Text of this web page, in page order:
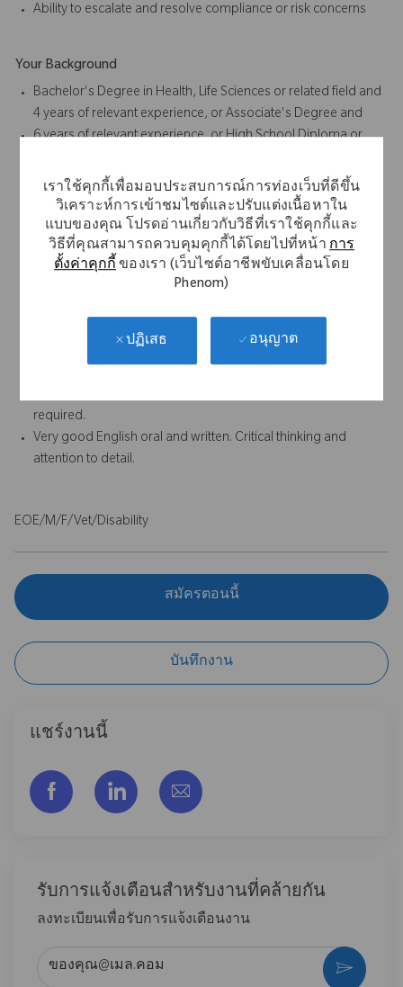
เราใช้คุกกี้เพื่อมอบประสบการณ์การท่องเว็บที่ดีขึ้น
วิเคราะห์การเข้าชมไซต์และปรับแต่งเนื้อหาใน
แบบของคุณ โปรดอ่านเกี่ยวกับวิธีที่เราใช้คุกกี้และ
วิธีที่คุณสามารถควบคุมคุกกี้ได้โดยไปที่หน้าการ
ตั้งค่าคุกกี้ของเรา (เว็บไซต์อาชีพขับเคลื่อนโดย
Phenom)
ปฏิเสธ อนุญาต
Ability to escalate and resolve compliance or risk concerns
Your Background
Bachelor's Degree in Health, Life Sciences or related field and
4 years of relevant experience, or Associate's Degree and
6 years of relevant experience, or High School Diploma or
Preferred: Degree in Health, Life Sciences or related field
4+ years medical or regulatory writing experience
Experience in the clinical regulatory documentation within
medical device industry is required.
Responsible for authoring and discussing Systematic
Literature Reviews and Clinical Evaluation Reports (CERs) for
Clinical Evaluation Plans (CEPs), Clinical Evaluation Reports
required.
Very good English oral and written. Critical thinking and
attention to detail.
EOE/M/F/Vet/Disability
สมัครตอนนี้
บันทึกงาน
แชร์งานนี้
แชร์ผ่าน Facebook
แชร์ผ่าน LinkedIn
แชร์ผ่านอีเมล
รับการแจ้งเตือนสําหรับงานที่คล้ายกัน
ลงทะเบียนเพื่อรับการแจ้งเตือนงาน
กระตุ้น